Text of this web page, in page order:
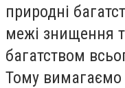
природні
межі знищення
багатством
Тому вимагаємо